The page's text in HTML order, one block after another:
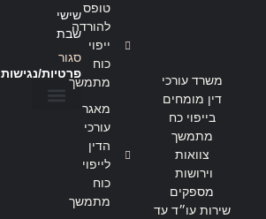
משרד עורכי
דין מומחים
בייפוי כח
מתמשך
צוואות
וירושות
מספקים
שירות עו״ד עד
טופס
להורדה
ייפוי
כוח
מתמשך
מאגר
עורכי
הדין
לייפוי
כוח
מתמשך
שישי
שבת
סגור
פרטיות/נגישות